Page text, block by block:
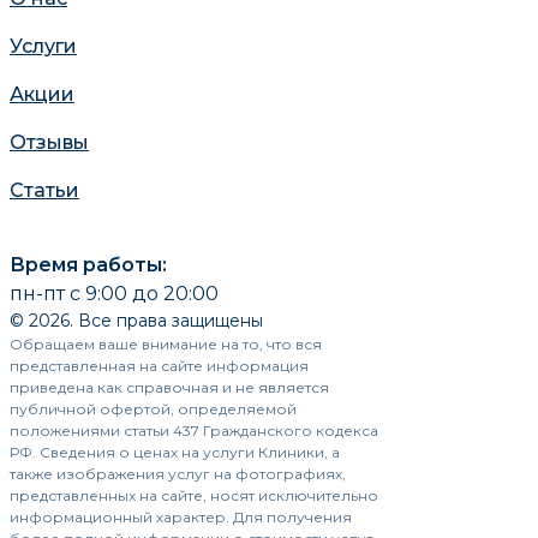
Услуги
Акции
Отзывы
Статьи
Время работы:
пн-пт с 9:00 до 20:00
© 2026. Все права защищены
Обращаем ваше внимание на то, что вся
представленная на сайте информация
приведена как справочная и не является
публичной офертой, определяемой
положениями статьи 437 Гражданского кодекса
РФ. Сведения о ценах на услуги Клиники, а
также изображения услуг на фотографиях,
представленных на сайте, носят исключительно
информационный характер. Для получения